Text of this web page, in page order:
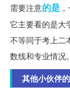
需要注意的是
它主要看的是大
不等同于考上二
数线和专业情况。
其他小伙伴